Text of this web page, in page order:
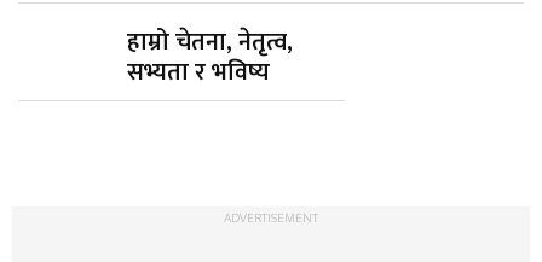
हाम्रो चेतना, नेतृत्व,
सभ्यता र भविष्य
ADVERTISEMENT